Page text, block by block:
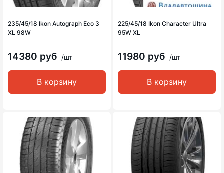
235/45/18 Ikon Autograph Eco 3
XL 98W
14380 руб /шт
В корзину
225/45/18 Ikon Character Ultra
95W XL
11980 руб /шт
В корзину